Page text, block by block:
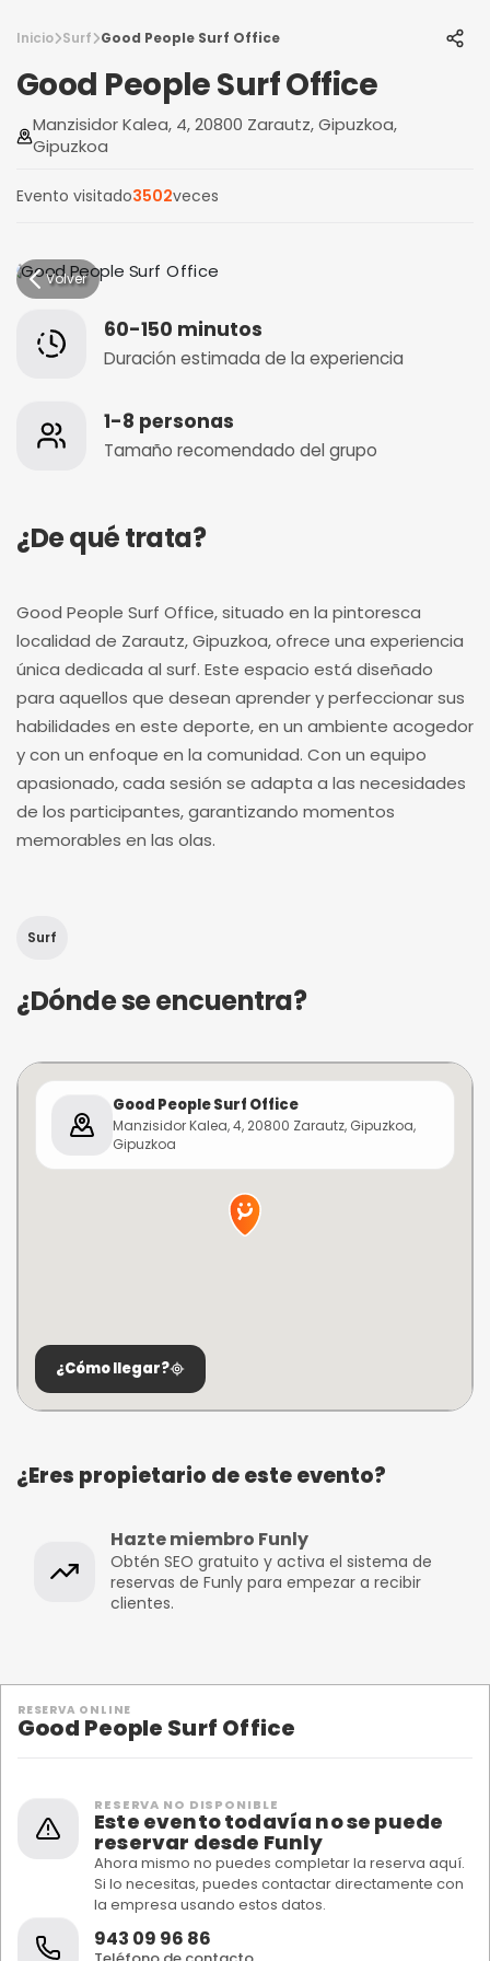
Inicio Surf Good People Surf Office
Good People Surf Office
Manzisidor Kalea, 4, 20800 Zarautz, Gipuzkoa,
Gipuzkoa
Evento visitado3502veces
Volver
60-150 minutos
Duración estimada de la experiencia
1-8 personas
Tamaño recomendado del grupo
¿De qué trata?
Good People Surf Office, situado en la pintoresca
localidad de Zarautz, Gipuzkoa, ofrece una experiencia
única dedicada al surf. Este espacio está diseñado
para aquellos que desean aprender y perfeccionar sus
habilidades en este deporte, en un ambiente acogedor
y con un enfoque en la comunidad. Con un equipo
apasionado, cada sesión se adapta a las necesidades
de los participantes, garantizando momentos
memorables en las olas.
Surf
¿Dónde se encuentra?
Good People Surf Office
Manzisidor Kalea, 4, 20800 Zarautz, Gipuzkoa,
Gipuzkoa
¿Cómo llegar?
¿Eres propietario de este evento?
Hazte miembro Funly
Obtén SEO gratuito y activa el sistema de
reservas de Funly para empezar a recibir
clientes.
RESERVA ONLINE
Good People Surf Office
RESERVA NO DISPONIBLE
Este evento todavía no se puede
reservar desde Funly
Ahora mismo no puedes completar la reserva aquí.
Si lo necesitas, puedes contactar directamente con
la empresa usando estos datos.
943 09 96 86